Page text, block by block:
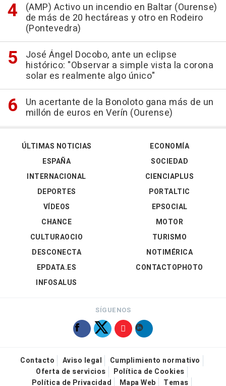
(AMP) Activo un incendio en Baltar (Ourense)
de más de 20 hectáreas y otro en Rodeiro
(Pontevedra)
José Ángel Docobo, ante un eclipse
histórico: "Observar a simple vista la corona
solar es realmente algo único"
Un acertante de la Bonoloto gana más de un
millón de euros en Verín (Ourense)
ÚLTIMAS NOTICIAS
ESPAÑA
INTERNACIONAL
DEPORTES
VÍDEOS
ECONOMÍA
SOCIEDAD
CIENCIAPLUS
PORTALTIC
EPSOCIAL
CHANCE
CULTURAOCIO
DESCONECTA
EPDATA.ES
INFOSALUS
MOTOR
TURISMO
NOTIMÉRICA
CONTACTOPHOTO
SÍGUENOS
Contacto Aviso legal
Cumplimiento normativo
Oferta de servicios
Política de Cookies
Política de Privacidad
Mapa Web Temas